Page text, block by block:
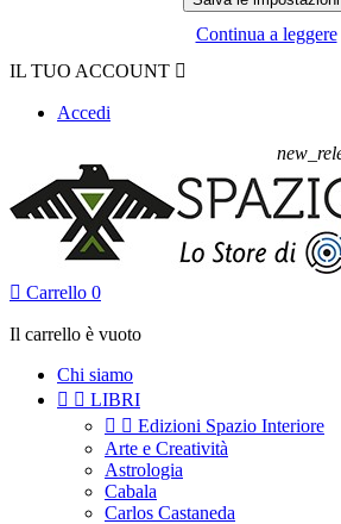
Continua a leggere
IL TUO ACCOUNT 
Accedi
 Carrello 0
Il carrello è vuoto
Chi siamo
  LIBRI
  Edizioni Spazio Interiore
Arte e Creatività
Astrologia
Cabala
Carlos Castaneda